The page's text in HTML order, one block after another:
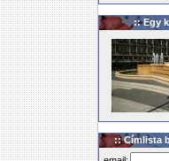
:: Egy
:: Címlista